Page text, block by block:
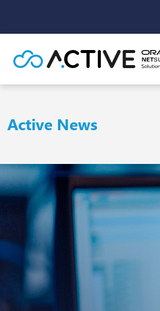
Active News